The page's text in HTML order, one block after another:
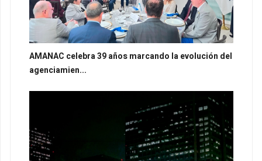
AMANAC celebra 39 años marcando la evolución del
agenciamien...